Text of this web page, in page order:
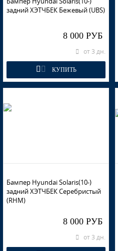
задний ХЭТЧБЕК Бежевый (UBS)
8 000 РУБ
от 3 дн.
КУПИТЬ
Бампер Hyundai Solaris(10-)
задний ХЭТЧБЕК Серебристый
(RHM)
8 000 РУБ
от 3 дн.